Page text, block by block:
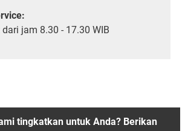
jam 8.30 - 17.30 WIB
tingkatkan untuk Anda? Berikan